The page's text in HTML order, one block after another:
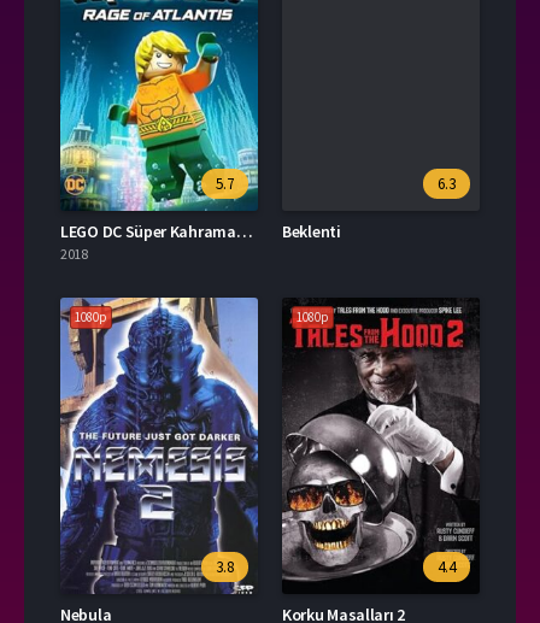
5.7
LEGO DC Süper Kahramanlar – Aquaman: Atlantis’in Öfkesi
2018
6.3
Beklenti
1080p
3.8
Nebula
1080p
4.4
Korku Masalları 2